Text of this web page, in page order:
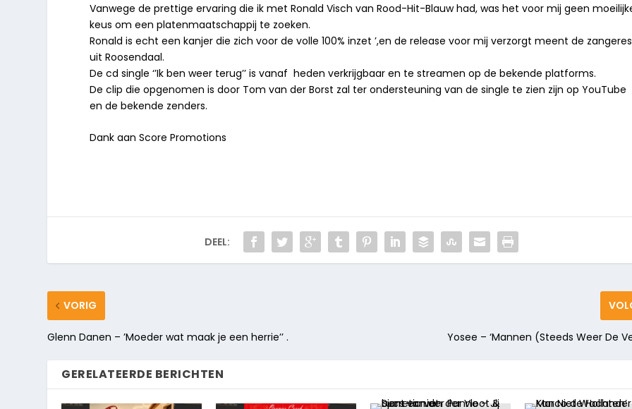
Vanwege de prettige ervaring die ik met Ronald Visch van Rood-Hit-Blauw had, was het voor mij geen
keus om een platenmaatschappij te zoeken.
Ronald is echt een kanjer die zich voor de volle 100% inzet ’,en de release voor mij verzorgt meent de zangeres
uit Roosendaal.
De cd single ‘’Ik ben weer terug’’ is vanaf heden verkrijgbaar en te streamen op de bekende platforms.
De clip die opgenomen is door Tom van der Borst zal ter ondersteuning van de single te zien zijn op YouTube
en de bekende zenders.
Dank aan Score Promotions
DEEL:
VORIG
Glenn Danen – ’Moeder wat maak je een herrie’’ . Yosee – ‘Mannen (Steeds Weer De
GERELATEERDE BERICHTEN